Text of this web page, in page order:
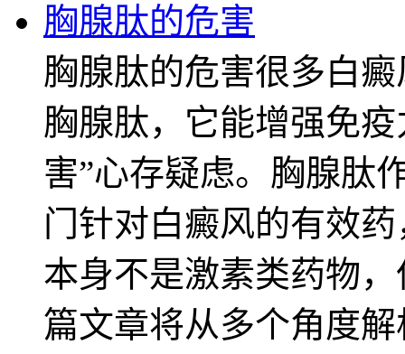
胸腺肽的危害
胸腺肽的危害很多白
胸腺肽，它能增强免
害”心存疑虑。胸腺肽
门针对白癜风的有效
本身不是激素类药物
篇文章将从多个角度